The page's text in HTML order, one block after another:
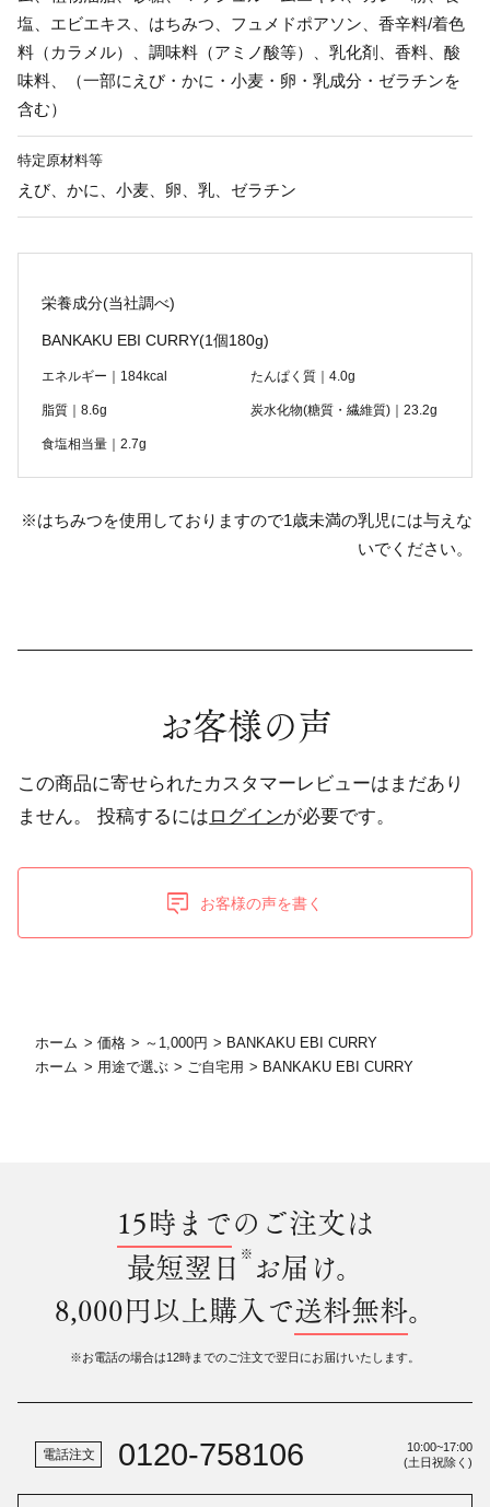
塩、エビエキス、はちみつ、フュメドポアソン、香辛料/着色
料（カラメル）、調味料（アミノ酸等）、乳化剤、香料、酸
味料、（一部にえび・かに・小麦・卵・乳成分・ゼラチンを
含む）
特定原材料等
えび、かに、小麦、卵、乳、ゼラチン
栄養成分(当社調べ)
BANKAKU EBI CURRY(1個180g)
エネルギー｜184kcal たんぱく質｜4.0g
脂質｜8.6g 炭水化物(糖質・繊維質)｜23.2g
食塩相当量｜2.7g
※はちみつを使用しておりますので1歳未満の乳児には与えな
いでください。
お客様の声
この商品に寄せられたカスタマーレビューはまだあり
ません。
投稿するには ログインが必要です。
お客様の声を書く
ホーム > 価格 > ～1,000円 > BANKAKU EBI CURRY
ホーム > 用途で選ぶ > ご自宅用 > BANKAKU EBI CURRY
15時までのご注文は
最短翌日 ※ お届け。
8,000円以上購入で送料無料。
※お電話の場合は12時までのご注文で翌日にお届けいたします。
電話注文 0120-758106
10:00~17:00
(土日祝除く)